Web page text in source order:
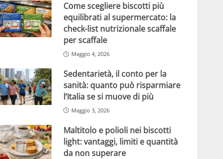
Come scegliere biscotti più
equilibrati al supermercato: la
check-list nutrizionale scaffale
per scaffale
Maggio 4, 2026
Sedentarietà, il conto per la
sanità: quanto può risparmiare
l’Italia se si muove di più
Maggio 3, 2026
Maltitolo e polioli nei biscotti
light: vantaggi, limiti e quantità
da non superare